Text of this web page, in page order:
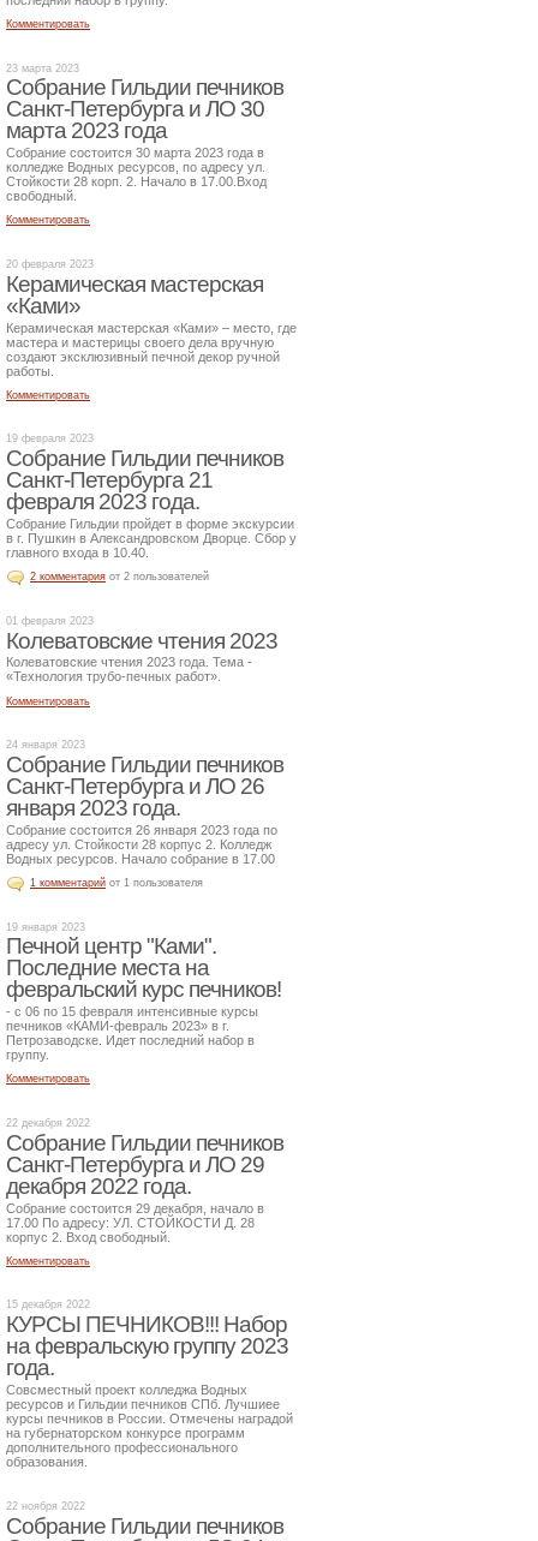
Комментировать
23 марта 2023
Собрание Гильдии печников
Санкт-Петербурга и ЛО 30
марта 2023 года
Собрание состоится 30 марта 2023 года в
колледже Водных ресурсов, по адресу ул.
Стойкости 28 корп. 2. Начало в 17.00.Вход
свободный.
Комментировать
20 февраля 2023
Керамическая мастерская
«Ками»
Керамическая мастерская «Ками» – место, где
мастера и мастерицы своего дела вручную
создают эксклюзивный печной декор ручной
работы.
Комментировать
19 февраля 2023
Собрание Гильдии печников
Санкт-Петербурга 21
февраля 2023 года.
Собрание Гильдии пройдет в форме экскурсии
в г. Пушкин в Александровском Дворце. Сбор у
главного входа в 10.40.
2 комментария от 2 пользователей
01 февраля 2023
Колеватовские чтения 2023
Колеватовские чтения 2023 года. Тема -
«Технология трубо-печных работ».
Комментировать
24 января 2023
Собрание Гильдии печников
Санкт-Петербурга и ЛО 26
января 2023 года.
Собрание состоится 26 января 2023 года по
адресу ул. Стойкости 28 корпус 2. Колледж
Водных ресурсов. Начало собрание в 17.00
1 комментарий от 1 пользователя
19 января 2023
Печной центр "Ками".
Последние места на
февральский курс печников!
- с 06 по 15 февраля интенсивные курсы
печников «КАМИ-февраль 2023» в г.
Петрозаводске. Идет последний набор в
группу.
Комментировать
22 декабря 2022
Собрание Гильдии печников
Санкт-Петербурга и ЛО 29
декабря 2022 года.
Собрание состоится 29 декабря, начало в
17.00 По адресу: УЛ. СТОЙКОСТИ Д. 28
корпус 2. Вход свободный.
Комментировать
15 декабря 2022
КУРСЫ ПЕЧНИКОВ!!! Набор
на февральскую группу 2023
года.
Совсместный проект колледжа Водных
ресурсов и Гильдии печников СПб. Лучшиее
курсы печников в России. Отмечены наградой
на губернаторском конкурсе программ
дополнительного профессионального
образования.
22 ноября 2022
Собрание Гильдии печников